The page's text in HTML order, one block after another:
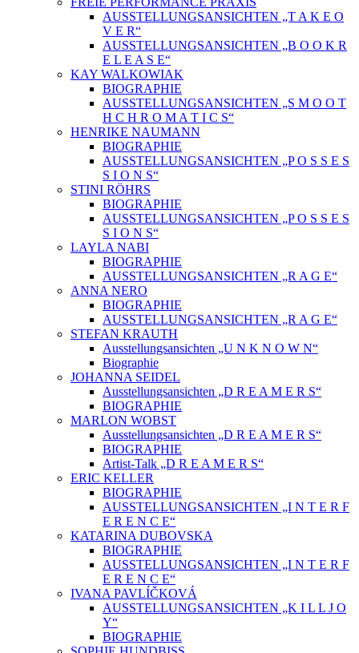
AUSSTELLUNGSANSICHTEN „T A K E O
V E R“
AUSSTELLUNGSANSICHTEN „B O O K R
E L E A S E“
KAY WALKOWIAK
BIOGRAPHIE
AUSSTELLUNGSANSICHTEN „S M O O T
H C H R O M A T I C S“
HENRIKE NAUMANN
BIOGRAPHIE
AUSSTELLUNGSANSICHTEN „P O S S E S
S I O N S“
STINI RÖHRS
BIOGRAPHIE
AUSSTELLUNGSANSICHTEN „P O S S E S
S I O N S“
LAYLA NABI
BIOGRAPHIE
AUSSTELLUNGSANSICHTEN „R A G E“
ANNA NERO
BIOGRAPHIE
AUSSTELLUNGSANSICHTEN „R A G E“
STEFAN KRAUTH
Ausstellungsansichten „U N K N O W N“
Biographie
JOHANNA SEIDEL
Ausstellungsansichten „D R E A M E R S“
BIOGRAPHIE
MARLON WOBST
Ausstellungsansichten „D R E A M E R S“
BIOGRAPHIE
Artist-Talk „D R E A M E R S“
ERIC KELLER
BIOGRAPHIE
AUSSTELLUNGSANSICHTEN „I N T E R F
E R E N C E“
KATARINA DUBOVSKA
BIOGRAPHIE
AUSSTELLUNGSANSICHTEN „I N T E R F
E R E N C E“
IVANA PAVLÍČKOVÁ
AUSSTELLUNGSANSICHTEN „K I L L J O
Y“
BIOGRAPHIE